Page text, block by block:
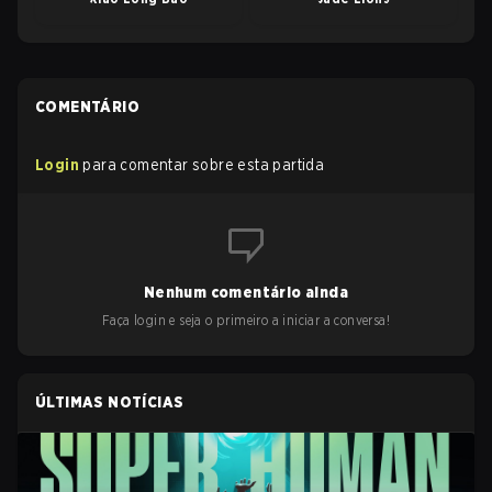
COMENTÁRIO
Login para comentar sobre esta partida
Nenhum comentário ainda
Faça login e seja o primeiro a iniciar a conversa!
ÚLTIMAS NOTÍCIAS